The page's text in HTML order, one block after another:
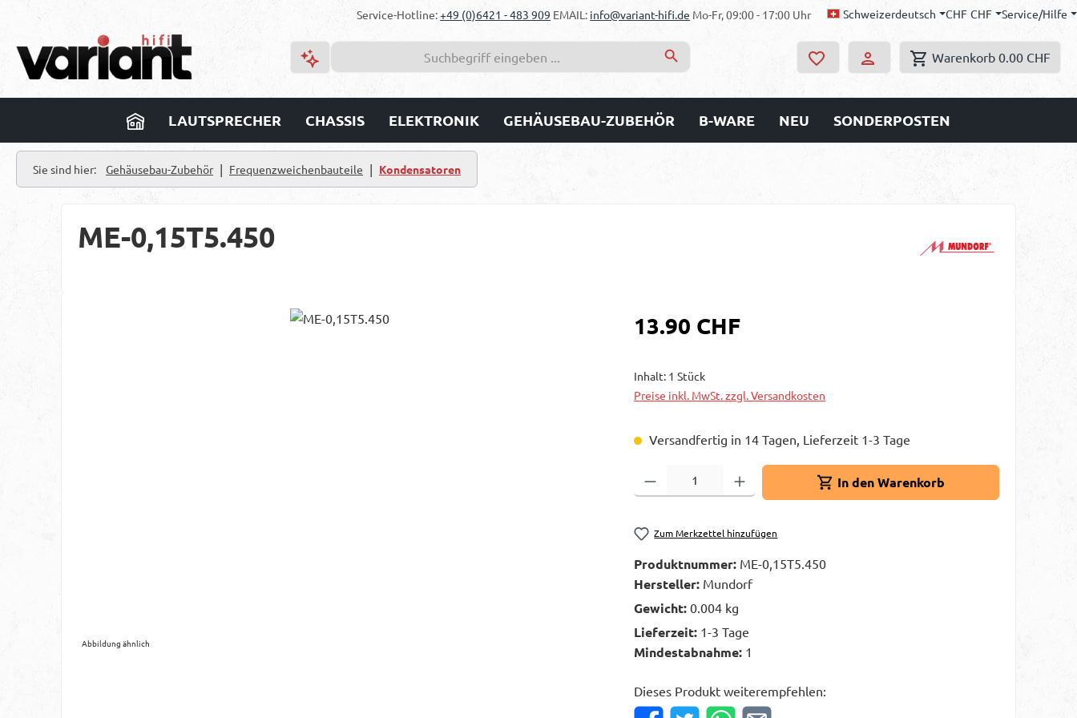
Service-Hotline:+49 (0)6421 - 483 909 EMAIL: info@variant-hifi.de Mo-Fr, 09:00 - 17:00 Uhr Schweizerdeutsch CHF CHF Service/Hilfe
Warenkorb 0.00 CHF
LAUTSPRECHER CHASSIS ELEKTRONIK GEHÄUSEBAU-ZUBEHÖR B-WARE NEU SONDERPOSTEN
Sie sind hier: Gehäusebau-Zubehör | Frequenzweichenbauteile | Kondensatoren
ME-0,15T5.450
Abbildung ähnlich
Regulärer Preis:
13.90 CHF
Inhalt: 1 Stück
Preise inkl. MwSt. zzgl. Versandkosten
Versandfertig in 14 Tagen, Lieferzeit 1-3 Tage
Produkt Anzahl: Gib den gewünschten Wert ein oder benutze die Schaltflächen um die
In den Warenkorb
Zum Merkzettel hinzufügen
Produktnummer: ME-0,15T5.450
Hersteller: Mundorf
Gewicht:0.004 kg
Lieferzeit: 1-3 Tage
Mindestabnahme: 1
Dieses Produkt weiterempfehlen: